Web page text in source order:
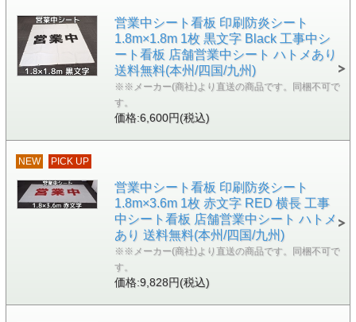
営業中シート看板 印刷防炎シート
1.8m×1.8m 1枚 黒文字 Black 工事中シ
ート看板 店舗営業中シート ハトメあり
送料無料(本州/四国/九州)
※※メーカー(商社)より直送の商品です。同梱不可で
す。
価格:6,600円(税込)
NEW PICK UP
営業中シート看板 印刷防炎シート
1.8m×3.6m 1枚 赤文字 RED 横長 工事
中シート看板 店舗営業中シート ハトメ
あり 送料無料(本州/四国/九州)
※※メーカー(商社)より直送の商品です。同梱不可で
す。
価格:9,828円(税込)